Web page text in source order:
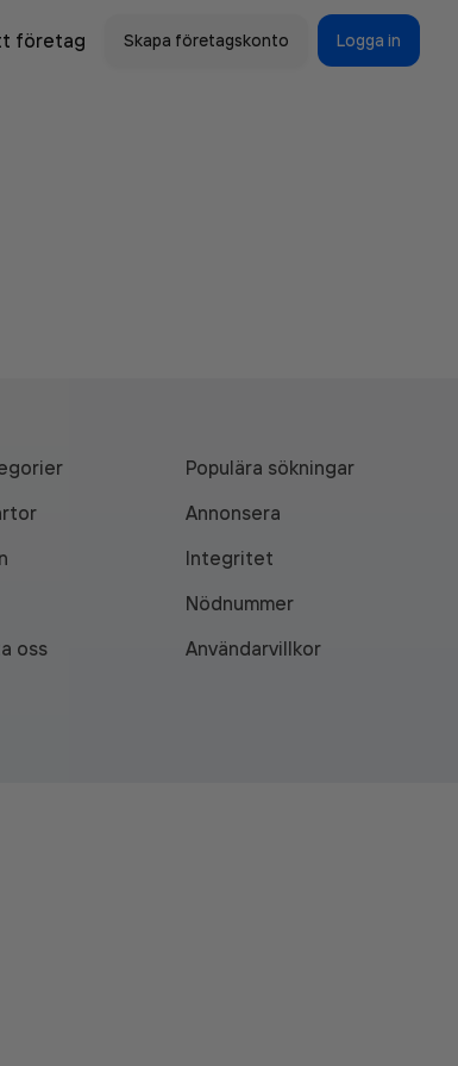
företag Skapa företagskonto Logga in
Populära sökningar
Annonsera
Integritet
Nödnummer
oss
Användarvillkor